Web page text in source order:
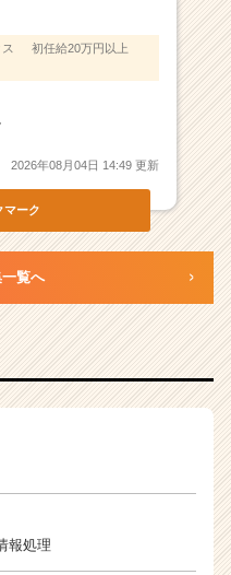
マーク
初任給20万円以上
2026年08月04日 14:49 更新
覧へ
報処理